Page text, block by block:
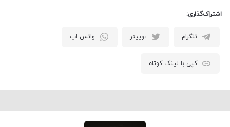
اشتراک‌گذاری:
تلگرام توییتر واتس اپ
کپی با لینک کوتاه